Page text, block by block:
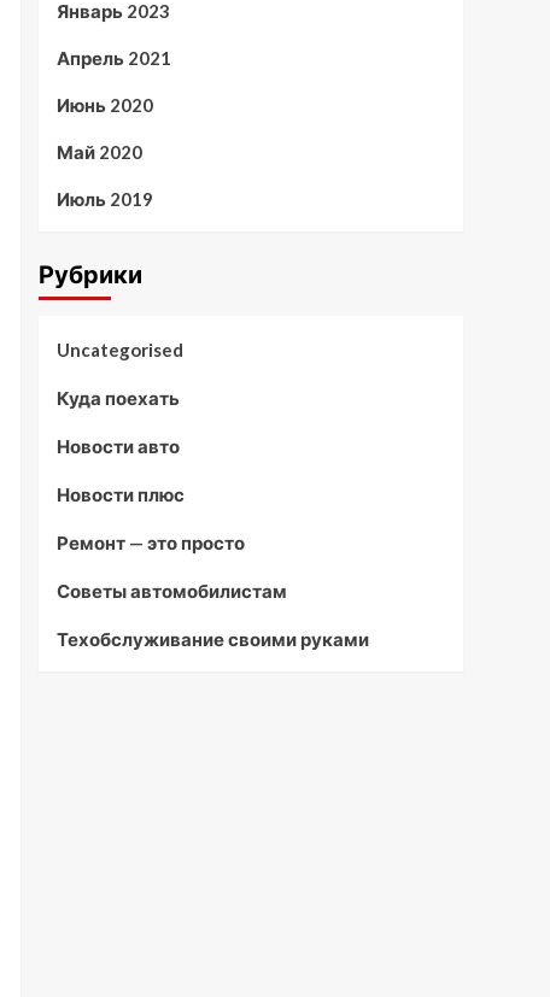
Январь 2023
Апрель 2021
Июнь 2020
Май 2020
Июль 2019
Рубрики
Uncategorised
Куда поехать
Новости авто
Новости плюс
Ремонт — это просто
Советы автомобилистам
Техобслуживание своими руками